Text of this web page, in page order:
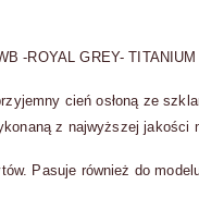
-ROYAL GREY- TITANIUM
cień osłoną ze
z najwyższej jakości
Pasuje również do